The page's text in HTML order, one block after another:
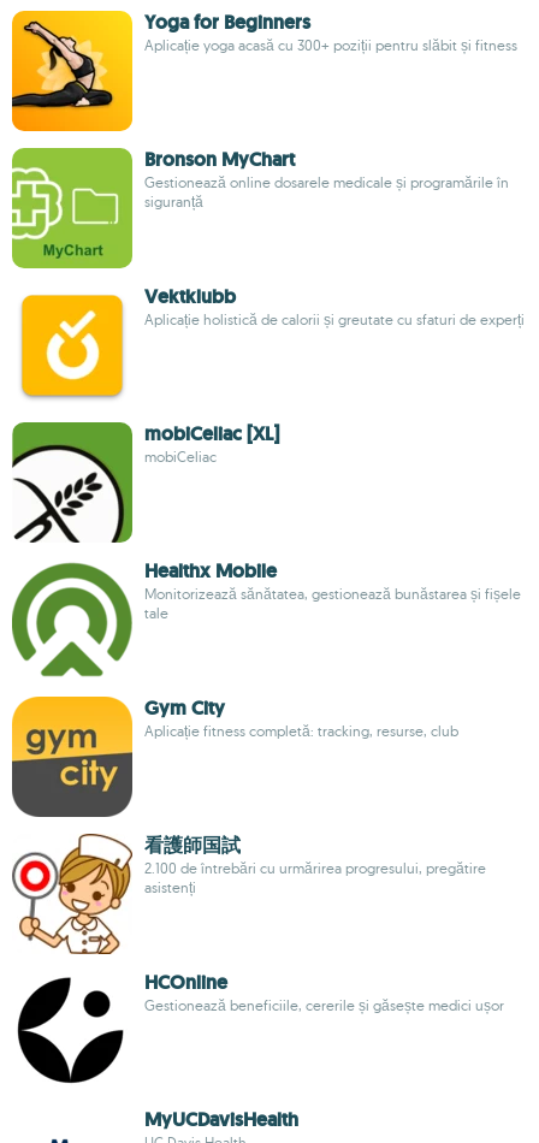
Yoga for Beginners
Aplicație yoga acasă cu 300+ poziții pentru slăbit și fitness
Bronson MyChart
Gestionează online dosarele medicale și programările în
siguranță
Vektklubb
Aplicație holistică de calorii și greutate cu sfaturi de experți
mobiCeliac [XL]
mobiCeliac
Healthx Mobile
Monitorizează sănătatea, gestionează bunăstarea și fișele
tale
Gym City
Aplicație fitness completă: tracking, resurse, club
看護師国試
2.100 de întrebări cu urmărirea progresului, pregătire
asistenți
HCOnline
Gestionează beneficiile, cererile și găsește medici ușor
MyUCDavisHealth